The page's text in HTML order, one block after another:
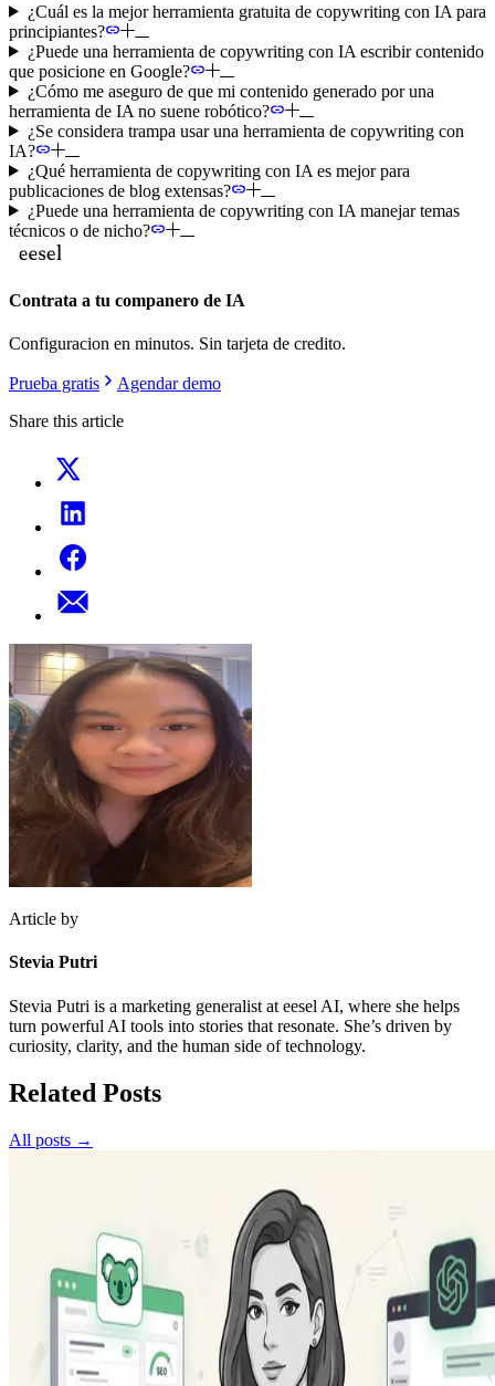
¿Cuál es la mejor herramienta gratuita de copywriting con IA para
principiantes?
¿Puede una herramienta de copywriting con IA escribir contenido
que posicione en Google?
¿Cómo me aseguro de que mi contenido generado por una
herramienta de IA no suene robótico?
¿Se considera trampa usar una herramienta de copywriting con
IA?
¿Qué herramienta de copywriting con IA es mejor para
publicaciones de blog extensas?
¿Puede una herramienta de copywriting con IA manejar temas
técnicos o de nicho?
Contrata a tu companero de IA
Configuracion en minutos. Sin tarjeta de credito.
Prueba gratis
Agendar demo
Share this article
Article by
Stevia Putri
Stevia Putri is a marketing generalist at eesel AI, where she helps
turn powerful AI tools into stories that resonate. She’s driven by
curiosity, clarity, and the human side of technology.
Related Posts
All posts →